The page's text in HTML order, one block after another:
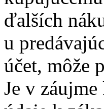
ďalších
u
účet, môže
Je v